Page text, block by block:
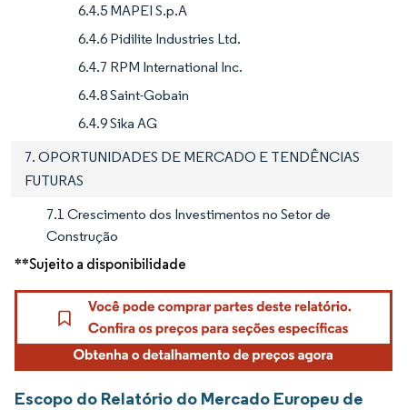
6.4.5 MAPEI S.p.A
6.4.6 Pidilite Industries Ltd.
6.4.7 RPM International Inc.
6.4.8 Saint-Gobain
6.4.9 Sika AG
7. OPORTUNIDADES DE MERCADO E TENDÊNCIAS
FUTURAS
7.1 Crescimento dos Investimentos no Setor de
Construção
**Sujeito a disponibilidade
Escopo do Relatório do Mercado Europeu de